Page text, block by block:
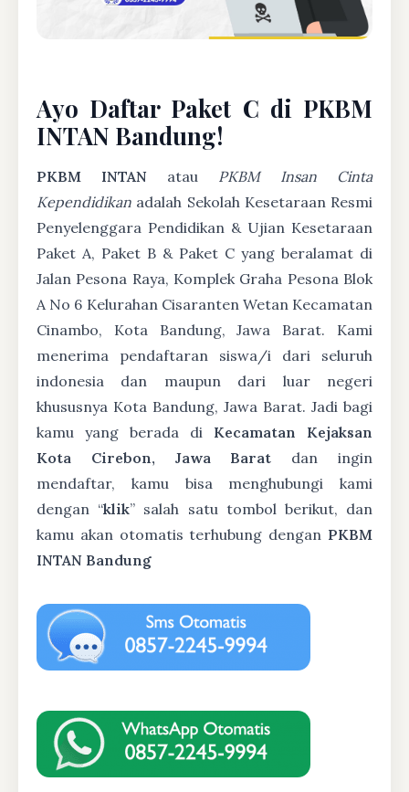
Ayo Daftar Paket C di PKBM
INTAN Bandung!
PKBM INTAN atau PKBM Insan Cinta
Kependidikan adalah Sekolah Kesetaraan Resmi
Penyelenggara Pendidikan & Ujian Kesetaraan
Paket A, Paket B & Paket C yang beralamat di
Jalan Pesona Raya, Komplek Graha Pesona Blok
A No 6 Kelurahan Cisaranten Wetan Kecamatan
Cinambo, Kota Bandung, Jawa Barat. Kami
menerima pendaftaran siswa/i dari seluruh
indonesia dan maupun dari luar negeri
khususnya Kota Bandung, Jawa Barat. Jadi bagi
kamu yang berada di Kecamatan Kejaksan
Kota Cirebon, Jawa Barat dan ingin
mendaftar, kamu bisa menghubungi kami
dengan “klik” salah satu tombol berikut, dan
kamu akan otomatis terhubung dengan PKBM
INTAN Bandung